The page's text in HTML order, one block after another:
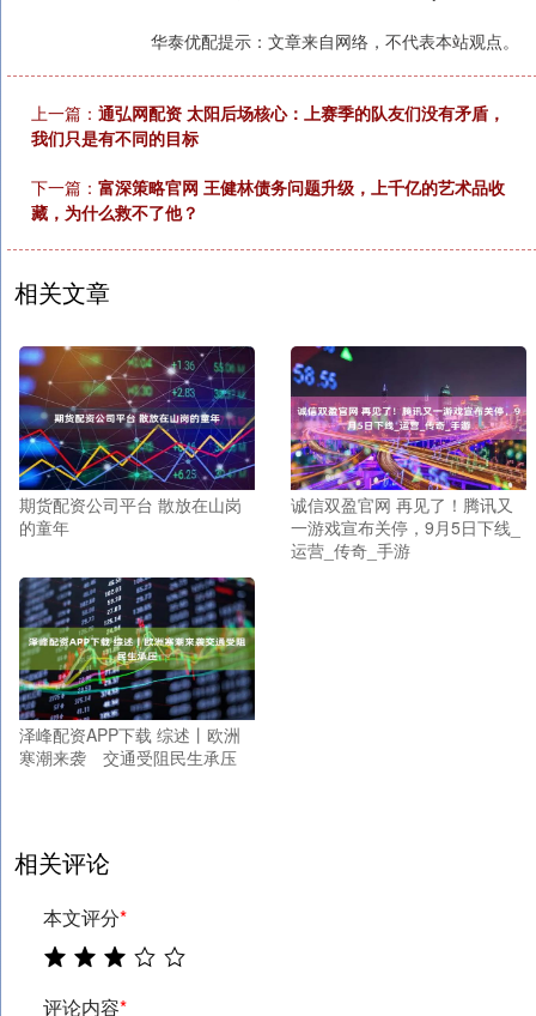
华泰优配提示：文章来自网络，不代表本站观点。
上一篇： 通弘网配资 太阳后场核心：上赛季的队友们没有矛盾，
我们只是有不同的目标
下一篇： 富深策略官网 王健林债务问题升级，上千亿的艺术品收
藏，为什么救不了他？
相关文章
期货配资公司平台 散放在山岗
的童年
诚信双盈官网 再见了！腾讯又
一游戏宣布关停，9月5日下线_
运营_传奇_手游
泽峰配资APP下载 综述丨欧洲
寒潮来袭 交通受阻民生承压
相关评论
本文评分*
评论内容*